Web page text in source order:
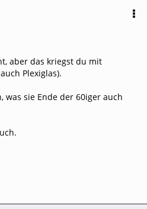
aber das kriegst du mit
Plexiglas).
was sie Ende der 60iger auch